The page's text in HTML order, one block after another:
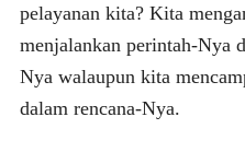
pelayanan kita? Kita
menjalankan perintah-Nya
Nya walaupun kita
dalam rencana-Nya.